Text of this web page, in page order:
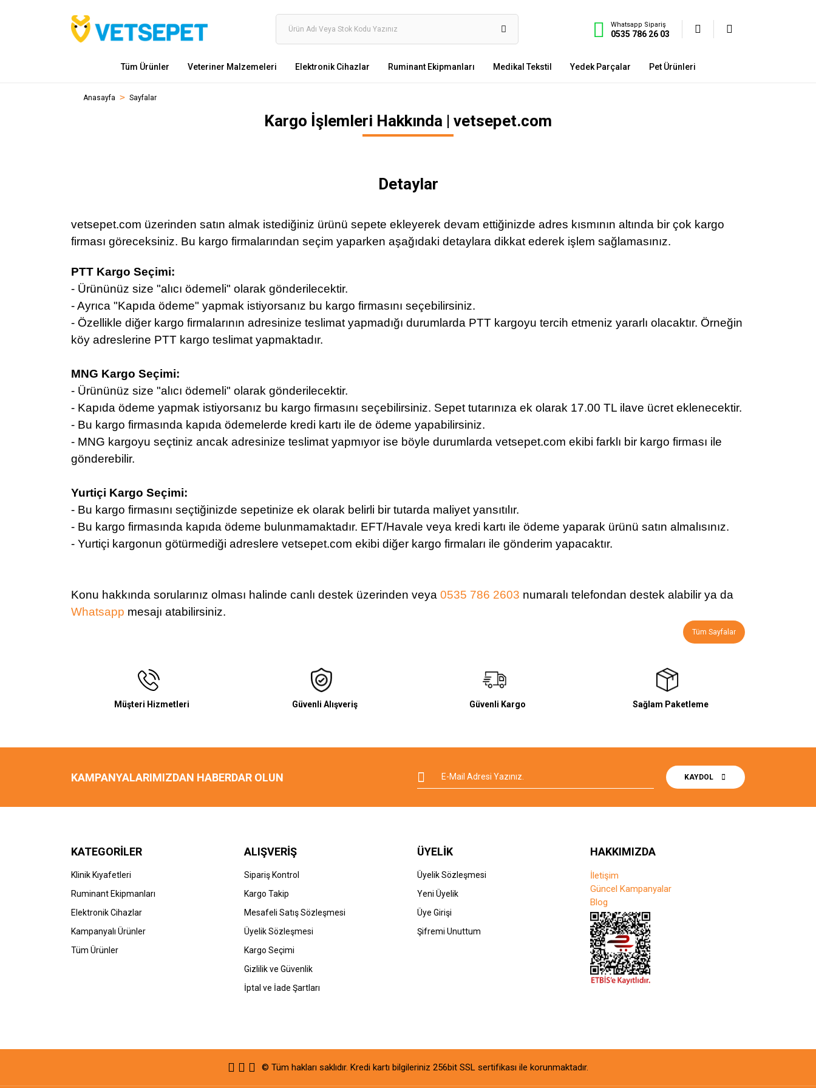
Whatsapp Sipariş
0535 786 26 03
Tüm Ürünler Veteriner Malzemeleri Elektronik Cihazlar Ruminant Ekipmanları Medikal Tekstil Yedek Parçalar Pet Ürünleri
Anasayfa Sayfalar
Kargo İşlemleri Hakkında | vetsepet.com
Detaylar
vetsepet.com üzerinden satın almak istediğiniz ürünü sepete ekleyerek devam ettiğinizde adres kısmının altında bir çok kargo
firması göreceksiniz. Bu kargo firmalarından seçim yaparken aşağıdaki detaylara dikkat ederek işlem sağlamasınız.
PTT Kargo Seçimi:
- Ürününüz size "alıcı ödemeli" olarak gönderilecektir.
- Ayrıca "Kapıda ödeme" yapmak istiyorsanız bu kargo firmasını seçebilirsiniz.
- Özellikle diğer kargo firmalarının adresinize teslimat yapmadığı durumlarda PTT kargoyu tercih etmeniz yararlı olacaktır. Örneğin
köy adreslerine PTT kargo teslimat yapmaktadır.
MNG Kargo Seçimi:
- Ürününüz size "alıcı ödemeli" olarak gönderilecektir.
- Kapıda ödeme yapmak istiyorsanız bu kargo firmasını seçebilirsiniz. Sepet tutarınıza ek olarak 17.00 TL ilave ücret eklenecektir.
- Bu kargo firmasında kapıda ödemelerde kredi kartı ile de ödeme yapabilirsiniz.
- MNG kargoyu seçtiniz ancak adresinize teslimat yapmıyor ise böyle durumlarda vetsepet.com ekibi farklı bir kargo firması ile
gönderebilir.
Yurtiçi Kargo Seçimi:
- Bu kargo firmasını seçtiğinizde sepetinize ek olarak belirli bir tutarda maliyet yansıtılır.
- Bu kargo firmasında kapıda ödeme bulunmamaktadır. EFT/Havale veya kredi kartı ile ödeme yaparak ürünü satın almalısınız.
- Yurtiçi kargonun götürmediği adreslere vetsepet.com ekibi diğer kargo firmaları ile gönderim yapacaktır.
Konu hakkında sorularınız olması halinde canlı destek üzerinden veya 0535 786 2603 numaralı telefondan destek alabilir ya da
Whatsapp mesajı atabilirsiniz.
Tüm Sayfalar
Müşteri Hizmetleri Güvenli Alışveriş Güvenli Kargo Sağlam Paketleme
KAMPANYALARIMIZDAN HABERDAR OLUN KAYDOL
KATEGORİLER
Klinik Kıyafetleri
Ruminant Ekipmanları
Elektronik Cihazlar
Kampanyalı Ürünler
Tüm Ürünler
ALIŞVERİŞ
Sipariş Kontrol
Kargo Takip
Mesafeli Satış Sözleşmesi
Üyelik Sözleşmesi
Kargo Seçimi
Gizlilik ve Güvenlik
İptal ve İade Şartları
ÜYELİK
Üyelik Sözleşmesi
Yeni Üyelik
Üye Girişi
Şifremi Unuttum
HAKKIMIZDA
İletişim
Güncel Kampanyalar
Blog
© Tüm hakları saklıdır. Kredi kartı bilgileriniz 256bit SSL sertifikası ile korunmaktadır.